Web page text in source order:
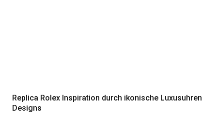
Replica Rolex Inspiration durch ikonische Luxusuhren
Designs